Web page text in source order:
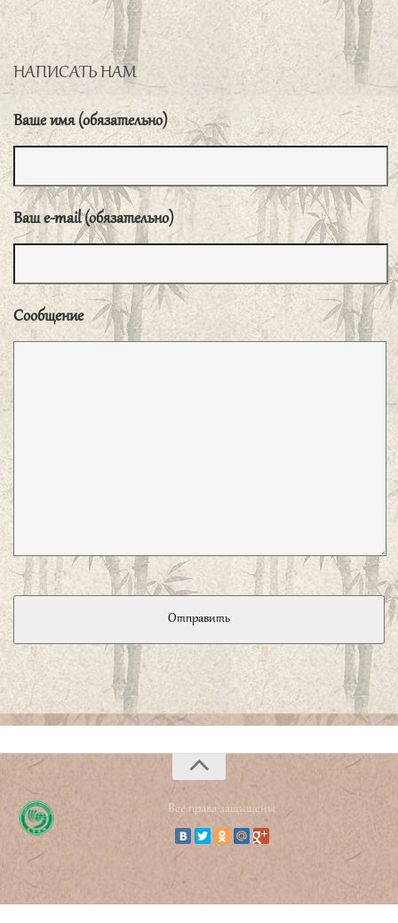
孔子曰、侍於君子有三愆、言未及之而言、
谓之躁、言及之而不言、谓之隐、未见颜色
而言、谓之瞽。
Конфуций предостерегал: — Рядом
с благородным мужем допускают три ошибки: говорить,
когда не время говорить,— это опрометчивость; не
говорить, когда настало время говорить,— это
слепота.
子曰、君子无所争、必也射乎、揖让而升、
соперничает ни с кем, кроме тех случаев, когда он
участвует в стрельбе из лука. После взаимных
приветствий он поднимается [в зал для стрельбы], а по
исправлять недобрые поступки, я скорблю».
子曰、贤哉回也、一箪食、一瓢饮、在陋
переулке, довольствуясь плетушкой риса и ковшом воды.
Другие не выдерживают этих трудностей, Хуэй не
изменяет этим радостям. Какой достойный человек
子曰、奢则不孙、俭则固、与其不孙也、宁
固。
«Расточительность ведет к непокорности, а
бережливость — к захудалости. Но лучше захудалость,
чем непокорность».
子曰、君子不可小知、而可大受也、小人不
可大受、而可小知也。«О благородным муже
НАПИСАТЬ НАМ
Ваше имя (обязательно)
Ваш e-mail (обязательно)
Сообщение
Все права защищены